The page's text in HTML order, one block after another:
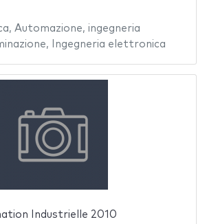
, Automazione, ingegneria
, Ingegneria elettronica
Industrielle 2010